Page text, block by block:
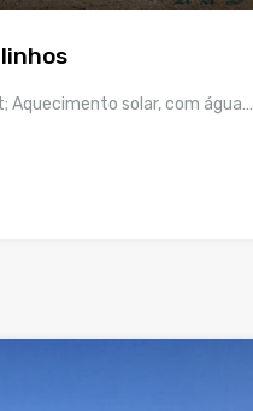
Aquecimento solar, com água…